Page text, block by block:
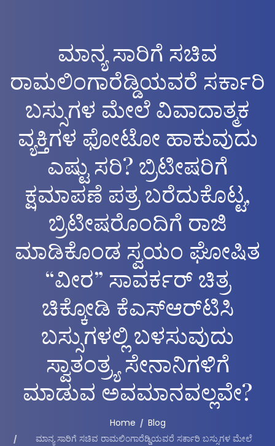
ಮಾನ್ಯ ಸಾರಿಗೆ ಸಚಿವ
ರಾಮಲಿಂಗಾರೆಡ್ಡಿಯವರೆ ಸರ್ಕಾರಿ
ಬಸ್ಸುಗಳ ಮೇಲೆ ವಿವಾದಾತ್ಮಕ
ವ್ಯಕ್ತಿಗಳ ಫೋಟೋ ಹಾಕುವುದು
ಎಷ್ಟು ಸರಿ? ಬ್ರಿಟೀಷರಿಗೆ
ಕ್ಷಮಾಪಣೆ ಪತ್ರ ಬರೆದುಕೊಟ್ಟ,
ಬ್ರಿಟೀಷರೊಂದಿಗೆ ರಾಜಿ
ಮಾಡಿಕೊಂಡ ಸ್ವಯಂ ಘೋಷಿತ
“ವೀರ” ಸಾವರ್ಕರ್ ಚಿತ್ರ
ಚಿಕ್ಕೋಡಿ ಕೆಎಸ್‌ಆರ್‌ಟಿಸಿ
ಬಸ್ಸುಗಳಲ್ಲಿ ಬಳಸುವುದು
ಸ್ವಾತಂತ್ರ್ಯ ಸೇನಾನಿಗಳಿಗೆ
ಮಾಡುವ ಅವಮಾನವಲ್ಲವೇ?
Home
Blog
ಮಾನ್ಯ ಸಾರಿಗೆ ಸಚಿವ ರಾಮಲಿಂಗಾರೆಡ್ಡಿಯವರೆ ಸರ್ಕಾರಿ ಬಸ್ಸುಗಳ ಮೇಲೆ